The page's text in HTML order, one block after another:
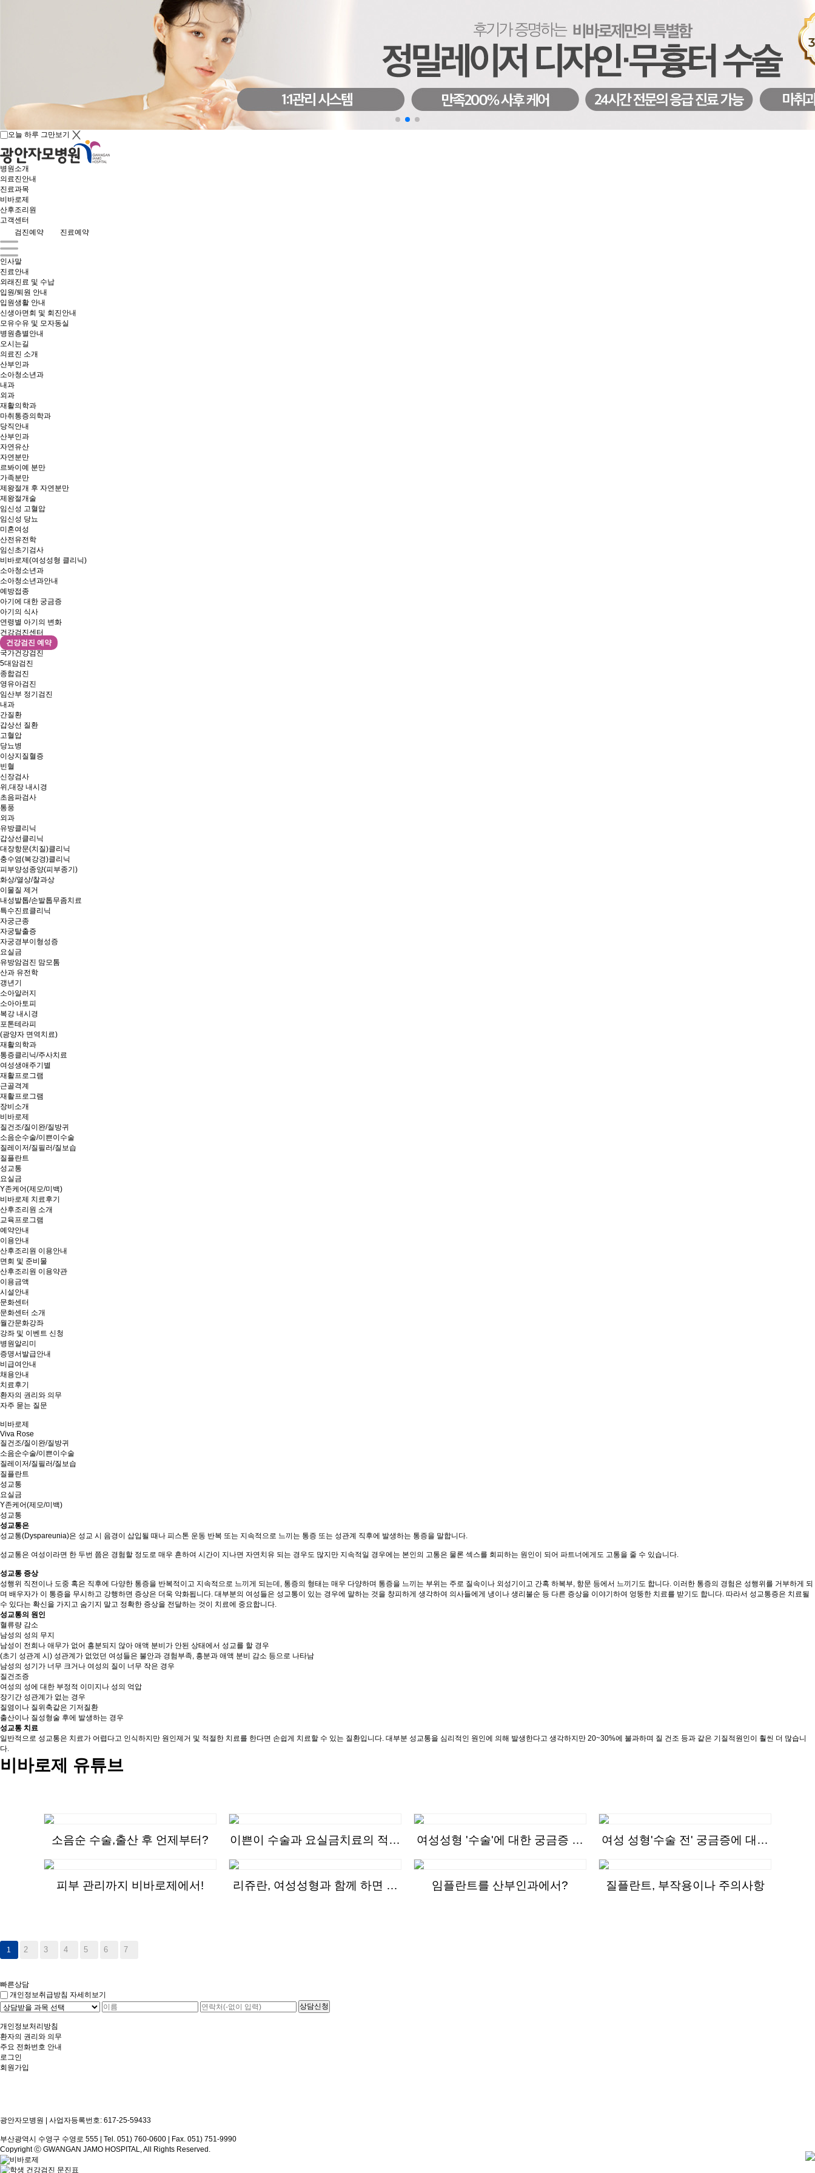
오늘 하루 그만보기
병원소개
의료진안내
진료과목
비바로제
산후조리원
고객센터
검진예약
진료예약
인사말
진료안내
외래진료 및 수납
입원/퇴원 안내
입원생활 안내
신생아면회 및 회진안내
모유수유 및 모자동실
병원층별안내
오시는길
의료진 소개
산부인과
소아청소년과
내과
외과
재활의학과
마취통증의학과
당직안내
산부인과
자연유산
자연분만
르봐이예 분만
가족분만
제왕절개 후 자연분만
제왕절개술
임신성 고혈압
임신성 당뇨
미혼여성
산전유전학
임신초기검사
비바로제(여성성형 클리닉)
소아청소년과
소아청소년과안내
예방접종
아기에 대한 궁금증
아기의 식사
연령별 아기의 변화
건강검진센터
건강검진 예약
국가건강검진
5대암검진
종합검진
영유아검진
임산부 정기검진
내과
간질환
갑상선 질환
고혈압
당뇨병
이상지질혈증
빈혈
신장검사
위,대장 내시경
초음파검사
통풍
외과
유방클리닉
갑상선클리닉
대장항문(치질)클리닉
충수염(복강경)클리닉
피부양성종양(피부종기)
화상/열상/찰과상
이물질 제거
내성발톱/손발톱무좀치료
특수진료클리닉
자궁근종
자궁탈출증
자궁경부이형성증
요실금
유방암검진 맘모톰
산과 유전학
갱년기
소아알러지
소아아토피
복강 내시경
포톤테라피
(광양자 면역치료)
재활의학과
통증클리닉/주사치료
여성생애주기별
재활프로그램
근골격계
재활프로그램
장비소개
비바로제
질건조/질이완/질방귀
소음순수술/이쁜이수술
질레이저/질필러/질보습
질플란트
성교통
요실금
Y존케어(제모/미백)
비바로제 치료후기
산후조리원 소개
교육프로그램
예약안내
이용안내
산후조리원 이용안내
면회 및 준비물
산후조리원 이용약관
이용금액
시설안내
문화센터
문화센터 소개
월간문화강좌
강좌 및 이벤트 신청
병원알리미
증명서발급안내
비급여안내
채용안내
치료후기
환자의 권리와 의무
자주 묻는 질문
비바로제
Viva Rose
질건조/질이완/질방귀
소음순수술/이쁜이수술
질레이저/질필러/질보습
질플란트
성교통
요실금
Y존케어(제모/미백)
성교통
성교통은
성교통(Dyspareunia)은 성교 시 음경이 삽입될 때나 피스톤 운동 반복 또는 지속적으로 느끼는 통증 또는 성관계 직후에 발생하는 통증을 말합니다.
성교통은 여성이라면 한 두번 쯤은 경험할 정도로 매우 흔하여 시간이 지나면 자연치유 되는 경우도 많지만 지속적일 경우에는 본인의 고통은 물론 섹스를 회피하는 원인이 되어 파트너에게도 고통을 줄 수 있습니다.
성교통 증상
성행위 직전이나 도중 혹은 직후에 다양한 통증을 반복적이고 지속적으로 느끼게 되는데, 통증의 형태는 매우 다양하며 통증을 느끼는 부위는 주로 질속이나 외성기이고 간혹 하복부, 항문 등에서 느끼기도 합니다. 이러한 통증의 경험은 성행위를 거부하게 되
며 배우자가 이 통증을 무시하고 강행하면 증상은 더욱 악화됩니다. 대부분의 여성들은 성교통이 있는 경우에 말하는 것을 창피하게 생각하여 의사들에게 냉이나 생리불순 등 다른 증상을 이야기하여 엉뚱한 치료를 받기도 합니다. 따라서 성교통증은 치료될
수 있다는 확신을 가지고 숨기지 말고 정확한 증상을 전달하는 것이 치료에 중요합니다.
성교통의 원인
혈류량 감소
남성의 성의 무지
남성이 전희나 애무가 없어 흥분되지 않아 애액 분비가 안된 상태에서 성교를 할 경우
(초기 성관계 시) 성관계가 없었던 여성들은 불안과 경험부족, 흥분과 애액 분비 감소 등으로 나타남
남성의 성기가 너무 크거나 여성의 질이 너무 작은 경우
질건조증
여성의 성에 대한 부정적 이미지나 성의 억압
장기간 성관계가 없는 경우
질염이나 질위축같은 기저질환
출산이나 질성형술 후에 발생하는 경우
성교통 치료
일반적으로 성교통은 치료가 어렵다고 인식하지만 원인제거 및 적절한 치료를 한다면 손쉽게 치료할 수 있는 질환입니다. 대부분 성교통을 심리적인 원인에 의해 발생한다고 생각하지만 20~30%에 불과하며 질 건조 등과 같은 기질적원인이 훨씬 더 많습니
다.
비바로제 유튜브
소음순 수술,출산 후 언제부터?
이쁜이 수술과 요실금치료의 적기
여성성형 '수술'에 대한 궁금증 모
여성 성형'수술 전' 궁금증에 대해
피부 관리까지 비바로제에서!
리쥬란, 여성성형과 함께 하면 통
임플란트를 산부인과에서? 질플란트, 부작용이나 주의사항
1 2 3 4 5 6 7
빠른상담
개인정보취급방침 자세히보기
개인정보처리방침
환자의 권리와 의무
주요 전화번호 안내
로그인
회원가입
광안자모병원 | 사업자등록번호: 617-25-59433
부산광역시 수영구 수영로 555 | Tel. 051) 760-0600 | Fax. 051) 751-9990
Copyright ⓒ GWANGAN JAMO HOSPITAL, All Rights Reserved.